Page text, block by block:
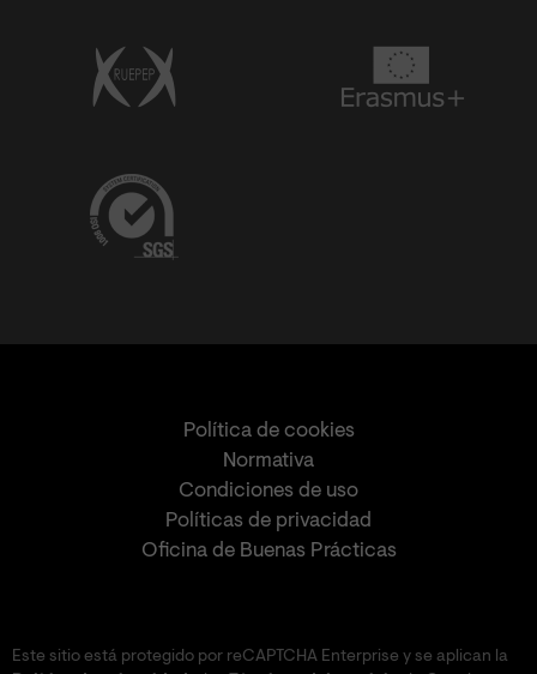
Política de cookies
Normativa
Condiciones de uso
Políticas de privacidad
Oficina de Buenas Prácticas
Este sitio está protegido por reCAPTCHA Enterprise y se aplican la